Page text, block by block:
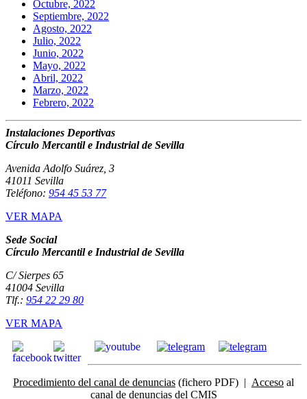
Octubre, 2022
Septiembre, 2022
Agosto, 2022
Julio, 2022
Junio, 2022
Mayo, 2022
Abril, 2022
Marzo, 2022
Febrero, 2022
Instalaciones Deportivas
Círculo Mercantil e Industrial de Sevilla
Avenida Adolfo Suárez, 3
41011 Sevilla
Teléfono: 954 45 53 77
VER MAPA
Sede Social
Círculo Mercantil e Industrial de Sevilla
C/ Sierpes 65
41004 Sevilla
Tlf.: 954 22 29 80
VER MAPA
Procedimiento del canal de denuncias (fichero PDF) | Acceso al
canal de denuncias del CMIS